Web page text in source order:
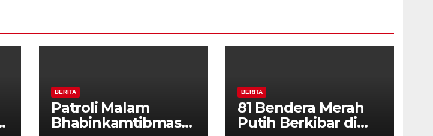
BERITA
Patroli Malam
Bhabinkamtibmas
BERITA
81 Bendera Merah
Putih Berkibar di